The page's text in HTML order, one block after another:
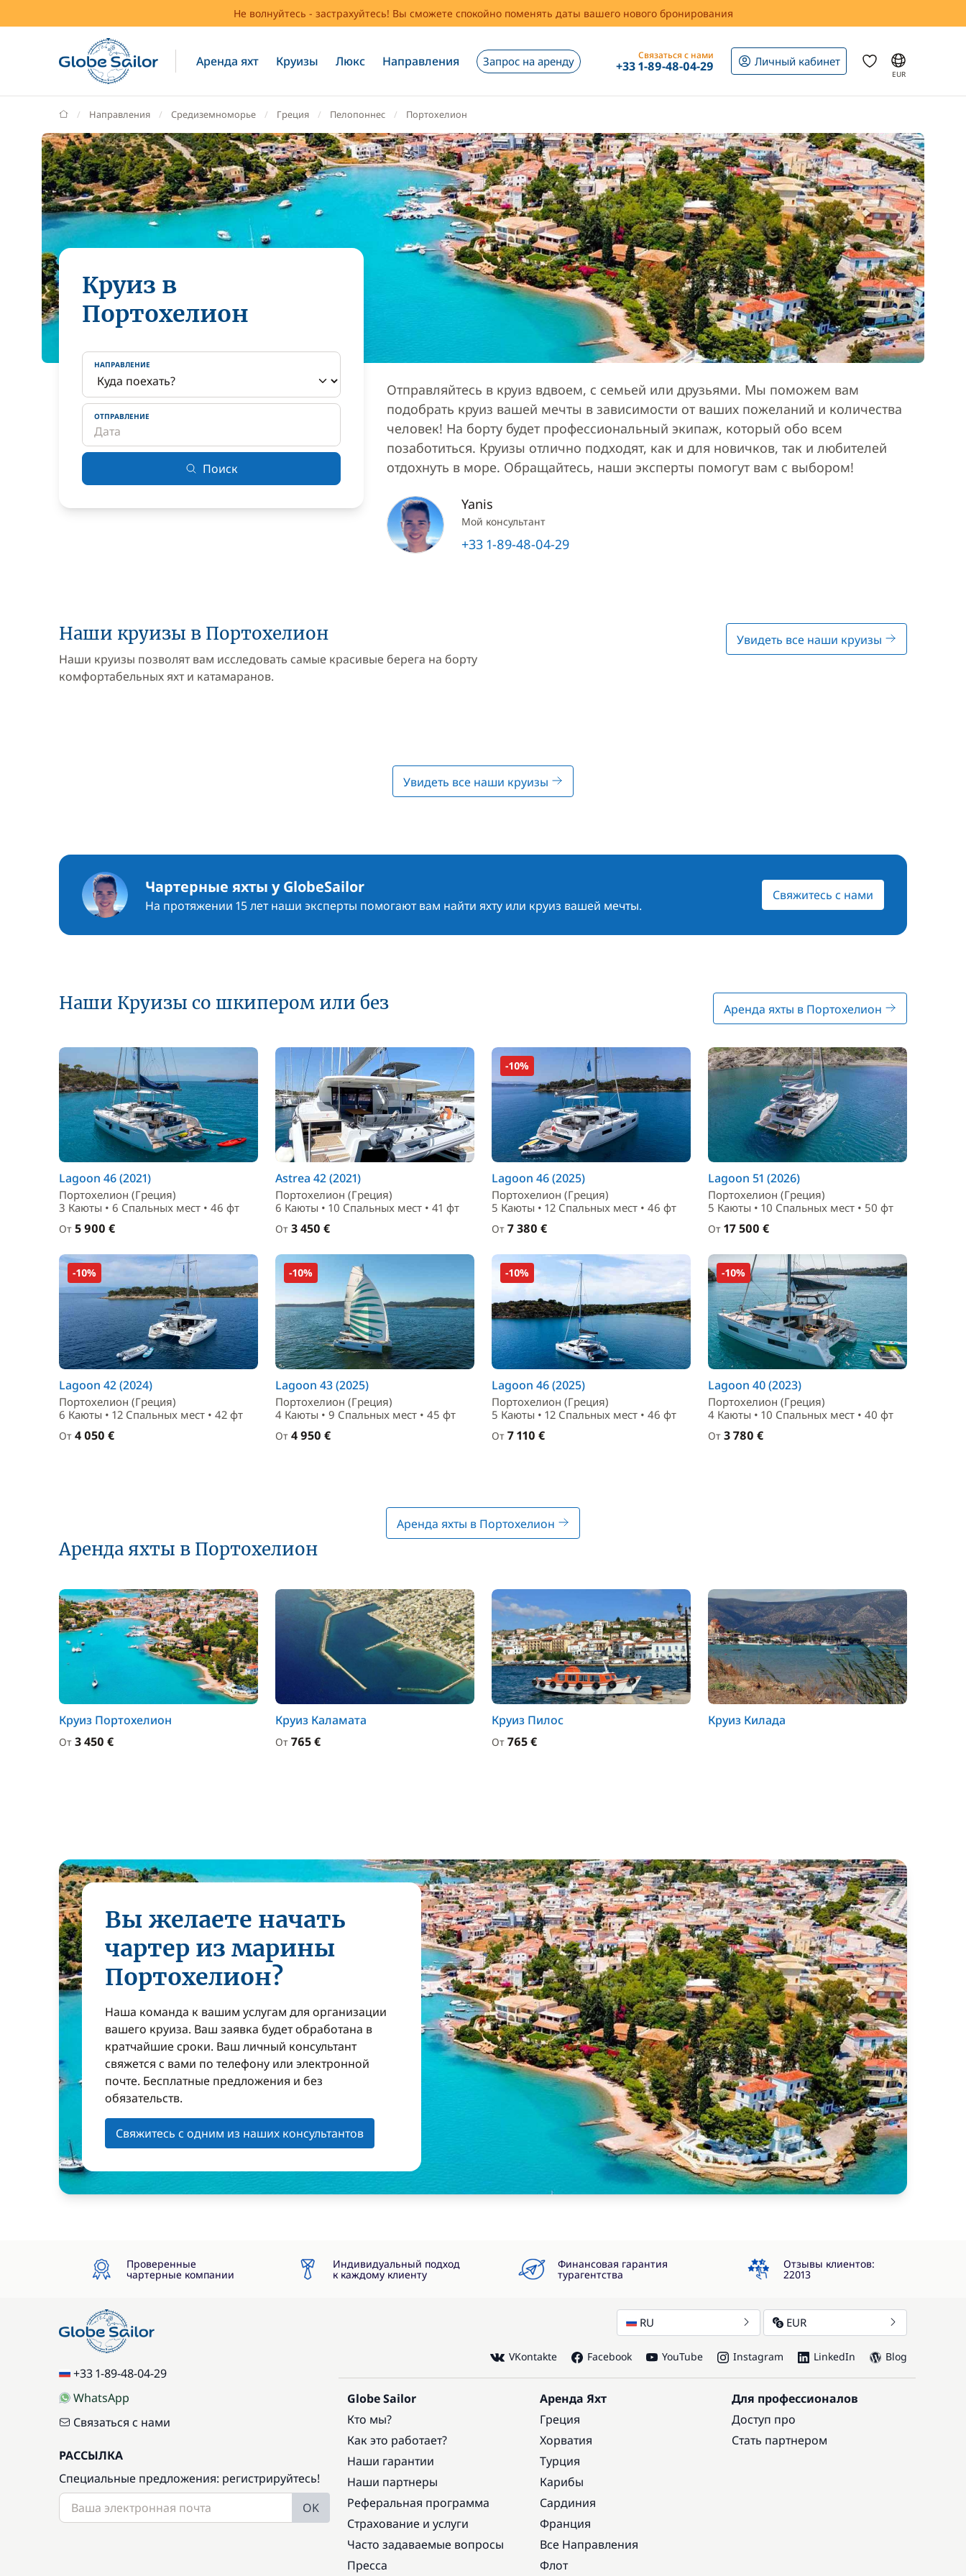
Не волнуйтесь - застрахуйтесь! Вы сможете спокойно поменять даты вашего нового бронирования
Аренда яхт Круизы Люкс Направления Запрос на аренду Связаться с нами
+33 1-89-48-04-29 Личный кабинет
EUR
GlobeSailor
Направления Средиземноморье Греция Пелопоннес Портохелион
Круиз в
Портохелион
НАПРАВЛЕНИЕ
ОТПРАВЛЕНИЕ
Поиск
Отправляйтесь в круиз вдвоем, с семьей или друзьями. Мы поможем вам
подобрать круиз вашей мечты в зависимости от ваших пожеланий и количества
человек! На борту будет профессиональный экипаж, который обо всем
позаботиться. Круизы отлично подходят, как и для новичков, так и любителей
отдохнуть в море. Обращайтесь, наши эксперты помогут вам с выбором!
Yanis
Мой консультант
+33 1-89-48-04-29
Наши круизы в Портохелион
Наши круизы позволят вам исследовать самые красивые берега на борту
комфортабельных яхт и катамаранов.
Увидеть все наши круизы
Увидеть все наши круизы
Чартерные яхты у GlobeSailor
На протяжении 15 лет наши эксперты помогают вам найти яхту или круиз вашей мечты.
Свяжитесь с нами
Наши Круизы со шкипером или без Аренда яхты в Портохелион
Lagoon 46 (2021)
Портохелион (Греция)
3 Каюты • 6 Спальныx мест • 46 фт
От 5 900 €
Astrea 42 (2021)
Портохелион (Греция)
6 Каюты • 10 Спальныx мест • 41 фт
От 3 450 €
-10%
Lagoon 46 (2025)
Портохелион (Греция)
5 Каюты • 12 Спальныx мест • 46 фт
От 7 380 €
Lagoon 51 (2026)
Портохелион (Греция)
5 Каюты • 10 Спальныx мест • 50 фт
От 17 500 €
-10%
Lagoon 42 (2024)
Портохелион (Греция)
6 Каюты • 12 Спальныx мест • 42 фт
От 4 050 €
-10%
Lagoon 43 (2025)
Портохелион (Греция)
4 Каюты • 9 Спальныx мест • 45 фт
От 4 950 €
-10%
Lagoon 46 (2025)
Портохелион (Греция)
5 Каюты • 12 Спальныx мест • 46 фт
От 7 110 €
-10%
Lagoon 40 (2023)
Портохелион (Греция)
4 Каюты • 10 Спальныx мест • 40 фт
От 3 780 €
Аренда яхты в Портохелион
Аренда яхты в Портохелион
Круиз Портохелион
От 3 450 €
Круиз Каламата
От 765 €
Круиз Пилос
От 765 €
Круиз Килада
Вы желаете начать
чартер из марины
Портохелион?
Наша команда к вашим услугам для организации
вашего круиза. Ваш заявка будет обработана в
кратчайшие сроки. Ваш личный консультант
свяжется с вами по телефону или электронной
почте. Бесплатные предложения и без
обязательств.
Свяжитесь с одним из наших консультантов
Проверенные
чартерные компании
Индивидуальный подход
к каждому клиенту
Финансовая гарантия
турагентства
4.3
Отзывы клиентов:
22013
+33 1-89-48-04-29
WhatsApp
Связаться с нами
РАССЫЛКА
Специальные предложения: регистрируйтесь!
OK
RU EUR
VKontakte Facebook YouTube Instagram LinkedIn Blog
Globe Sailor
Кто мы?
Как это работает?
Наши гарантии
Наши партнеры
Реферальная программа
Страхование и услуги
Часто задаваемые вопросы
Пресса
Аренда Яхт
Греция
Хорватия
Турция
Карибы
Сардиния
Франция
Все Направления
Флот
Для профессионалов
Доступ про
Стать партнером